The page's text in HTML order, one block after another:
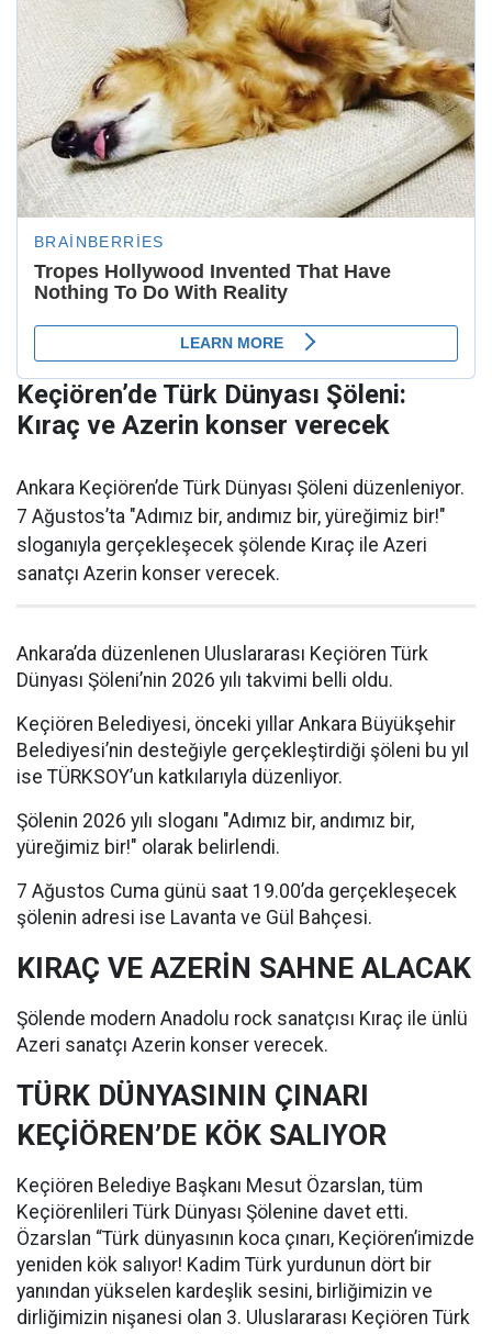
Keçiören’de Türk Dünyası Şöleni:
Kıraç ve Azerin konser verecek
Ankara Keçiören’de Türk Dünyası Şöleni düzenleniyor.
7 Ağustos’ta "Adımız bir, andımız bir, yüreğimiz bir!"
sloganıyla gerçekleşecek şölende Kıraç ile Azeri
sanatçı Azerin konser verecek.
Ankara’da düzenlenen Uluslararası Keçiören Türk
Dünyası Şöleni’nin 2026 yılı takvimi belli oldu.
Keçiören Belediyesi, önceki yıllar Ankara Büyükşehir
Belediyesi’nin desteğiyle gerçekleştirdiği şöleni bu yıl
ise TÜRKSOY’un katkılarıyla düzenliyor.
Şölenin 2026 yılı sloganı "Adımız bir, andımız bir,
yüreğimiz bir!" olarak belirlendi.
7 Ağustos Cuma günü saat 19.00’da gerçekleşecek
şölenin adresi ise Lavanta ve Gül Bahçesi.
KIRAÇ VE AZERİN SAHNE ALACAK
Şölende modern Anadolu rock sanatçısı Kıraç ile ünlü
Azeri sanatçı Azerin konser verecek.
TÜRK DÜNYASININ ÇINARI
KEÇİÖREN’DE KÖK SALIYOR
Keçiören Belediye Başkanı Mesut Özarslan, tüm
Keçiörenlileri Türk Dünyası Şölenine davet etti.
Özarslan “Türk dünyasının koca çınarı, Keçiören’imizde
yeniden kök salıyor! Kadim Türk yurdunun dört bir
yanından yükselen kardeşlik sesini, birliğimizin ve
dirliğimizin nişanesi olan 3. Uluslararası Keçiören Türk